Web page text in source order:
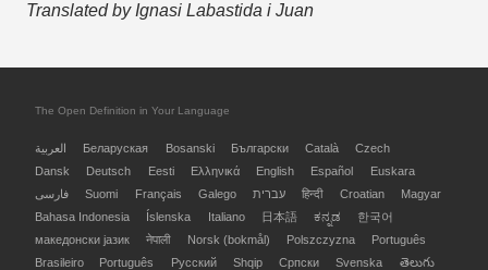
Translated by Ignasi Labastida i Juan
The Open Definition in Your Language
العربية Беларуская Bosanski Български Català
Czech
Dansk
Deutsch Eesti Ελληνικά English Español
Euskara
فارسی
Suomi Français Galego עברית हिन्दी Croatian
Magyar
Bahasa Indonesia
Íslenska Italiano 日本語 ಕನ್ನಡ
한국어
македонски јазик
नेपाली Norsk (bokmål) Polszczyzna
Português
Brasileiro
Português Русский Shqip Српски Svenska
తెలుగు